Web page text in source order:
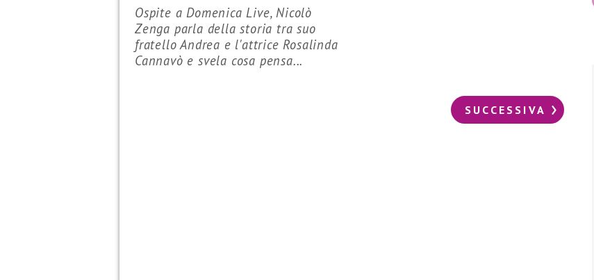
Ospite a Domenica Live, Nicolò
Zenga parla della storia tra suo
fratello Andrea e l'attrice Rosalinda
Cannavò e svela cosa pensa...
SUCCESSIVA